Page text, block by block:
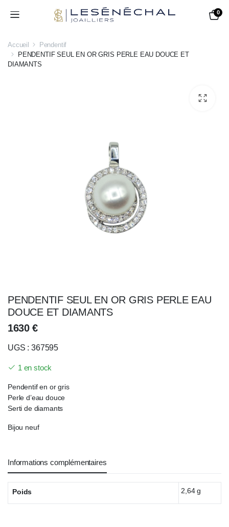
0
Accueil
Pendentif
PENDENTIF SEUL EN OR GRIS PERLE EAU DOUCE ET
DIAMANTS
PENDENTIF SEUL EN OR GRIS PERLE EAU
DOUCE ET DIAMANTS
1630 €
UGS : 367595
1 en stock
Pendentif en or gris
Perle d’eau douce
Serti de diamants
Bijou neuf
Informations complémentaires
Poids 2,64 g